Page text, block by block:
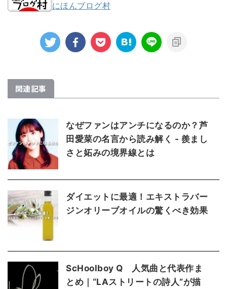
にほんブログ村
関連記事
なぜファンはアンチになるのか？芦
田愛菜の名言から読み解く - 羨まし
さと妬みの境界線とは
ダイエットに最適！エキストラバー
ジンオリーブオイルの驚くべき効果
ScHoolboy Q 人気曲と代表作ま
とめ｜“LAストリートの詩人”が描